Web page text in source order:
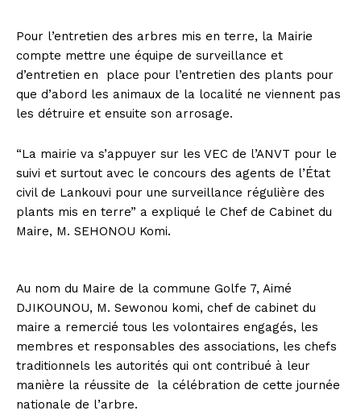
Pour l’entretien des arbres mis en terre, la Mairie
compte mettre une équipe de surveillance et
d’entretien en place pour l’entretien des plants pour
que d’abord les animaux de la localité ne viennent pas
les détruire et ensuite son arrosage.
“La mairie va s’appuyer sur les VEC de l’ANVT pour le
suivi et surtout avec le concours des agents de l’État
civil de Lankouvi pour une surveillance régulière des
plants mis en terre” a expliqué le Chef de Cabinet du
Maire, M. SEHONOU Komi.
Au nom du Maire de la commune Golfe 7, Aimé
DJIKOUNOU, M. Sewonou komi, chef de cabinet du
maire a remercié tous les volontaires engagés, les
membres et responsables des associations, les chefs
traditionnels les autorités qui ont contribué à leur
manière la réussite de la célébration de cette journée
nationale de l’arbre.